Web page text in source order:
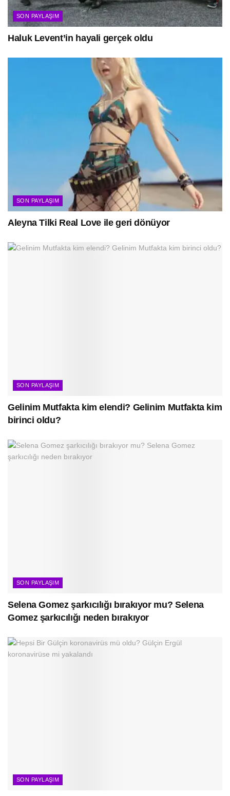
SON PAYLAŞIM
Haluk Levent’in hayali gerçek oldu
SON PAYLAŞIM
Aleyna Tilki Real Love ile geri dönüyor
SON PAYLAŞIM
Gelinim Mutfakta kim elendi? Gelinim Mutfakta kim
birinci oldu?
SON PAYLAŞIM
Selena Gomez şarkıcılığı bırakıyor mu? Selena
Gomez şarkıcılığı neden bırakıyor
SON PAYLAŞIM